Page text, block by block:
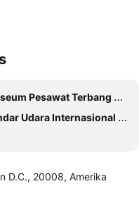
Pesawat Terbang & Antariksa Nasional Smithsonian
Udara Internasional Washington Dulles
D.C., 20008, Amerika